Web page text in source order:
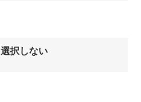
選択しない